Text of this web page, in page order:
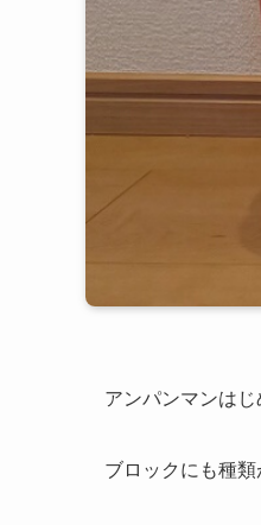
アンパンマンは
ブロックにも種